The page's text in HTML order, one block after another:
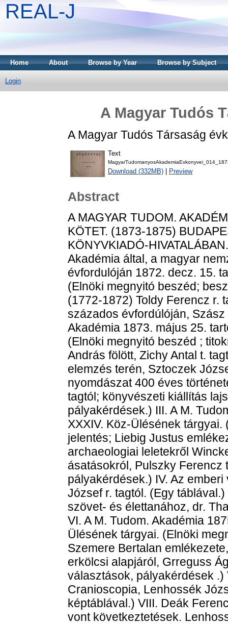
REAL-J
Home About Browse by Year Browse by Subject
Login
A Magyar Tudós
A Magyar Tudós Társaság
Text
Download (332MB) Preview
Abstract
A MAGYAR TUDOM.
KÖTET. (1873-1875)
KÖNYVKIADÓ-
Akadémia által, a magyar
évfordulóján 1872. decz. 15.
(Elnöki megnyitó beszéd;
(1772-1872) Toldy Ferencz r.
százados évfordúlóján, Szász
Akadémia 1873. május 25.
(Elnöki megnyitó beszéd ;
András fölött, Zichy Antal t.
elemzés terén, Sztoczek
nyomdászat 400 éves
tagtól; könyvészeti kiállítás
pályakérdések.) III. A M.
XXXIV. Köz-Ülésének
jelentés; Liebig Justus
archaeologiai leletekről
ásatásokról, Pulszky Ferencz
pályakérdések.) IV. Az
József r. tagtól. (Egy
szövet- és élettanához, dr.
VI. A M. Tudom. Akadémia
Ülésének tárgyai. (Elnöki
Szemere Bertalan
erkölcsi alapjáról, Grreguss
választások, pályakérdések
Cranioscopia, Lenhossék
képtáblával.) VIII. Deák
vont következtetések.